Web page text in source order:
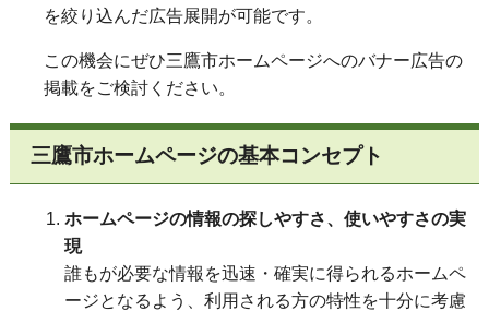
を絞り込んだ広告展開が可能です。
この機会にぜひ三鷹市ホームページへのバナー広告の
掲載をご検討ください。
三鷹市ホームページの基本コンセプト
ホームページの情報の探しやすさ、使いやすさの実
現
誰もが必要な情報を迅速・確実に得られるホームペ
ージとなるよう、利用される方の特性を十分に考慮